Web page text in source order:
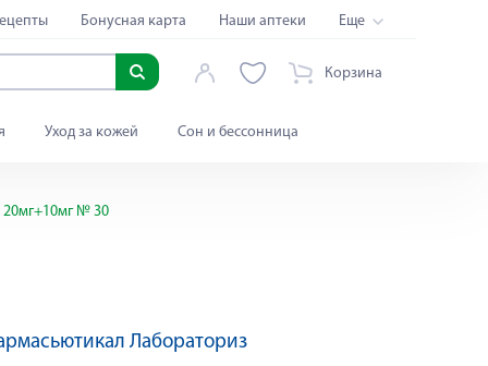
Бонусная карта Наши аптеки Еще
Корзина
Уход за кожей Сон и бессонница
20мг+10мг № 30
Лабораториз